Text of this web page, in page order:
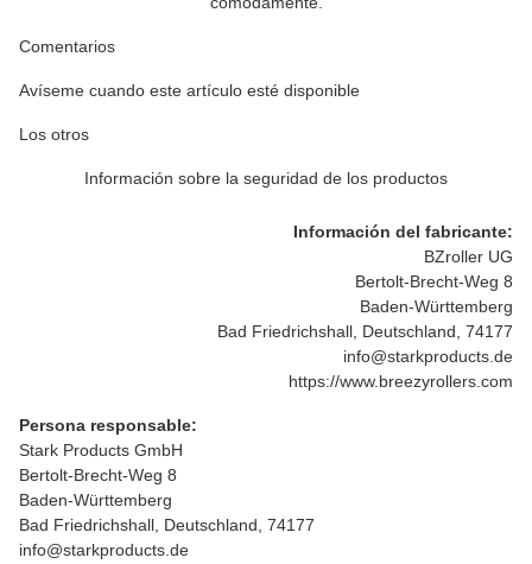
Comentarios
Avíseme cuando este artículo esté disponible
Los otros
Información sobre la seguridad de los productos
Información del fabricante:
BZroller UG
Bertolt-Brecht-Weg 8
Baden-Württemberg
Bad Friedrichshall, Deutschland, 74177
info@starkproducts.de
https://www.breezyrollers.com
Persona responsable:
Stark Products GmbH
Bertolt-Brecht-Weg 8
Baden-Württemberg
Bad Friedrichshall, Deutschland, 74177
info@starkproducts.de